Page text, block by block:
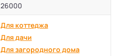
26000
Для коттеджа
Для дачи
Для загородного дома